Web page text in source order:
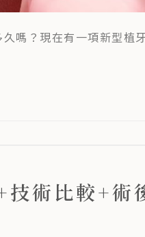
嗎？現在有一項新型植
技術比較+術